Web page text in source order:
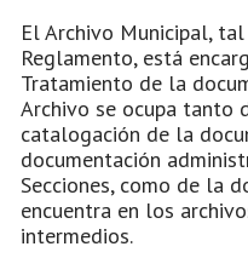
El Archivo Municipal,
Reglamento, está
Tratamiento de la
Archivo se ocupa tanto
catalogación de la
documentación
Secciones, como de la
encuentra en los
intermedios.